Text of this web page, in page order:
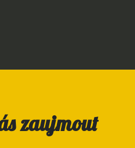
zaujmout